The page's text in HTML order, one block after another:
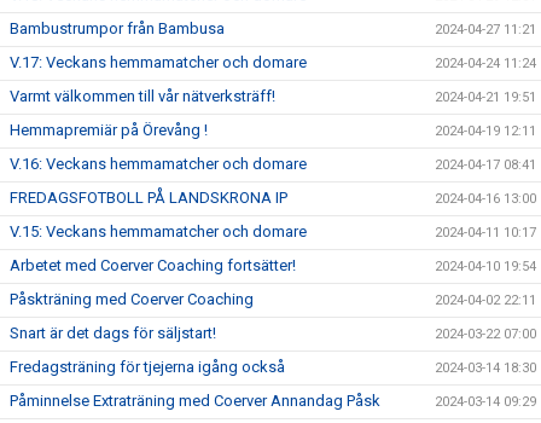
Bambustrumpor från Bambusa 2024-04-27 11:21
V.17: Veckans hemmamatcher och domare 2024-04-24 11:24
Varmt välkommen till vår nätverksträff! 2024-04-21 19:51
Hemmapremiär på Örevång ! 2024-04-19 12:11
V.16: Veckans hemmamatcher och domare 2024-04-17 08:41
FREDAGSFOTBOLL PÅ LANDSKRONA IP 2024-04-16 13:00
V.15: Veckans hemmamatcher och domare 2024-04-11 10:17
Arbetet med Coerver Coaching fortsätter! 2024-04-10 19:54
Påskträning med Coerver Coaching 2024-04-02 22:11
Snart är det dags för säljstart! 2024-03-22 07:00
Fredagsträning för tjejerna igång också 2024-03-14 18:30
Påminnelse Extraträning med Coerver Annandag Påsk 2024-03-14 09:29